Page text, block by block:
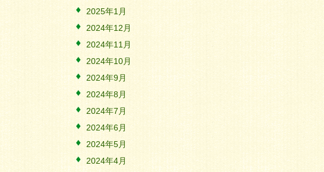
2025年1月
2024年12月
2024年11月
2024年10月
2024年9月
2024年8月
2024年7月
2024年6月
2024年5月
2024年4月